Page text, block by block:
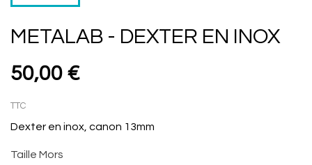
METALAB - DEXTER EN INOX
50,00 €
TTC
Dexter en inox, canon 13mm
Taille Mors